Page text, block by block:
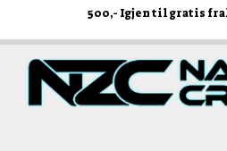
500,- Igjen til gratis